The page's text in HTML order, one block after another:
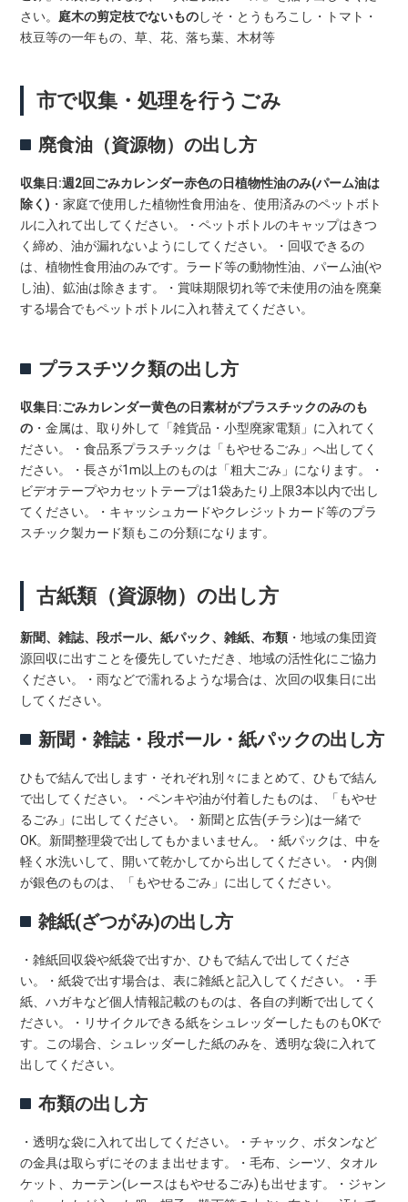
さい。 庭木の剪定枝でないものしそ・とうもろこし・トマト・
枝豆等の一年もの、草、花、落ち葉、木材等
市で収集・処理を行うごみ
廃食油（資源物）の出し方
収集日:週2回ごみカレンダー赤色の日植物性油のみ(パーム油は
除く) ・家庭で使用した植物性食用油を、使用済みのペットボト
ルに入れて出してください。・ペットボトルのキャップはきつ
く締め、油が漏れないようにしてください。・回収できるの
は、植物性食用油のみです。ラード等の動物性油、パーム油(や
し油)、鉱油は除きます。・賞味期限切れ等で未使用の油を廃棄
する場合でもペットボトルに入れ替えてください。
プラスチツク類の出し方
収集日:ごみカレンダー黄色の日素材がプラスチックのみのも
の ・金属は、取り外して「雑貨品・小型廃家電類」に入れてく
ださい。・食品系プラスチックは「もやせるごみ」へ出してく
ださい。・長さが1m以上のものは「粗大ごみ」になります。・
ビデオテープやカセットテープは1袋あたり上限3本以内で出し
てください。・キャッシュカードやクレジットカード等のプラ
スチック製カード類もこの分類になります。
古紙類（資源物）の出し方
新聞、雑誌、段ボール、紙パック、雑紙、布類 ・地域の集団資
源回収に出すことを優先していただき、地域の活性化にご協力
ください。・雨などで濡れるような場合は、次回の収集日に出
してください。
新聞・雑誌・段ボール・紙パックの出し方
ひもで結んで出します・それぞれ別々にまとめて、ひもで結ん
で出してください。・ペンキや油が付着したものは、「もやせ
るごみ」に出してください。・新聞と広告(チラシ)は一緒で
OK。新聞整理袋で出してもかまいません。・紙パックは、中を
軽く水洗いして、開いて乾かしてから出してください。・内側
が銀色のものは、「もやせるごみ」に出してください。
雑紙(ざつがみ)の出し方
・雑紙回収袋や紙袋で出すか、ひもで結んで出してくださ
い。・紙袋で出す場合は、表に雑紙と記入してください。・手
紙、ハガキなど個人情報記載のものは、各自の判断で出してく
ださい。・リサイクルできる紙をシュレッダーしたものもOKで
す。この場合、シュレッダーした紙のみを、透明な袋に入れて
出してください。
布類の出し方
・透明な袋に入れて出してください。・チャック、ボタンなど
の金具は取らずにそのまま出せます。・毛布、シーツ、タオル
ケット、カーテン(レースはもやせるごみ)も出せます。・ジャン